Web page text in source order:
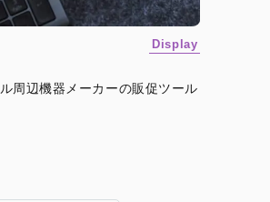
Display
周辺機器メーカーの販促ツール